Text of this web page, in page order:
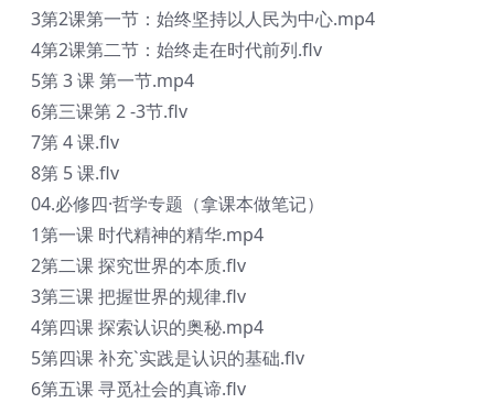
3第2课第一节：始终坚持以人民为中心.mp4
4第2课第二节：始终走在时代前列.flv
5第 3 课 第一节.mp4
6第三课第 2 -3节.flv
7第 4 课.flv
8第 5 课.flv
04.必修四·哲学专题（拿课本做笔记）
1第一课 时代精神的精华.mp4
2第二课 探究世界的本质.flv
3第三课 把握世界的规律.flv
4第四课 探索认识的奥秘.mp4
5第四课 补充`实践是认识的基础.flv
6第五课 寻觅社会的真谛.flv